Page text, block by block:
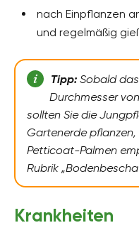
nach Einpflanzen
und regelmäßig
Tipp:Sobald
Durchmesser
sollten Sie die
Gartenerde
Petticoat-Palmen
Rubrik
Krankheiten